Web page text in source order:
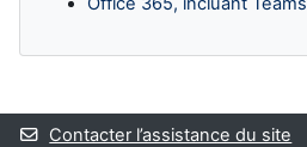
Blocs supplémentaires
Contacter l’assistance du site